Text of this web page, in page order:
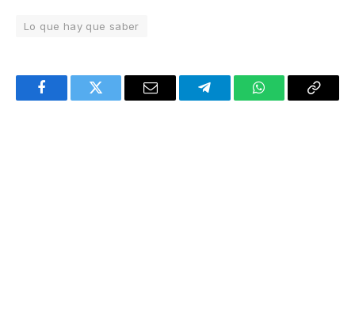
Lo que hay que saber
FacebookTwitter Email TelegramWhatsAppCopy